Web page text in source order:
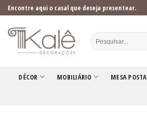
Skip
to
content
Encontre aqui o casal que deseja presentear.
DÉCOR MOBILIÁRIO MESA POSTA